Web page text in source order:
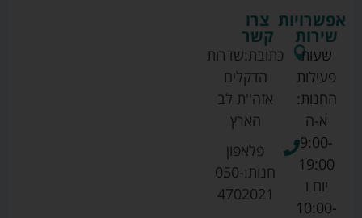
צרו
קשר
כתובת:שדרות
הדקלים
אזה''ת לב
הארץ
פלאפון
חנות:050-
4702021
אפשרויות
שירות
שעות
פעילות
החנות:
א-ה
9:00-
19:00
יום ו
10:00-